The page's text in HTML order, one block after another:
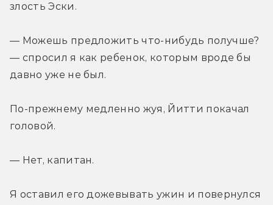
злость Эски.
— Можешь предложить что-нибудь получше?
— спросил я как ребенок, которым вроде бы
давно уже не был.
По-прежнему медленно жуя, Йитти покачал
головой.
— Нет, капитан.
Я оставил его дожевывать ужин и повернулся